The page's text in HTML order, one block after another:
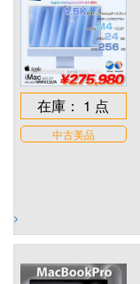
在庫： 1 点
中古美品